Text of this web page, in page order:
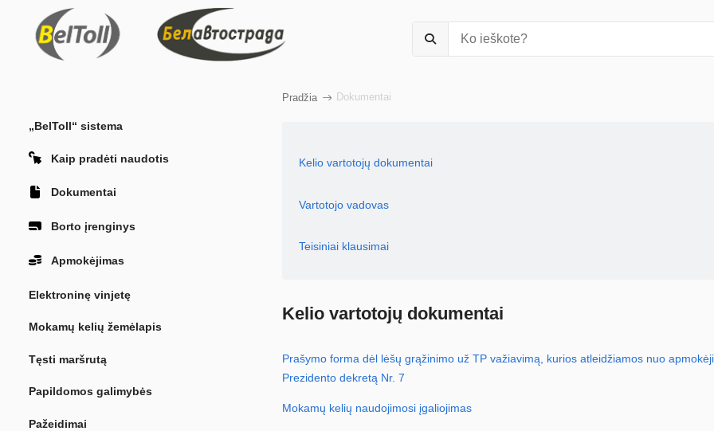
„BelToll“ sistema
Kaip pradėti naudotis
Dokumentai
Borto įrenginys
Apmokėjimas
Elektroninę vinjetę
Mokamų kelių žemėlapis
Tęsti maršrutą
Papildomos galimybės
Pažeidimai
Pradžia Dokumentai
Kelio vartotojų dokumentai
Vartotojo vadovas
Teisiniai klausimai
Kelio vartotojų dokumentai
Prašymo forma dėl lėšų grąžinimo už TP važiavimą, kurios atleidžiamos nuo
Prezidento dekretą Nr. 7
Mokamų kelių naudojimosi įgaliojimas